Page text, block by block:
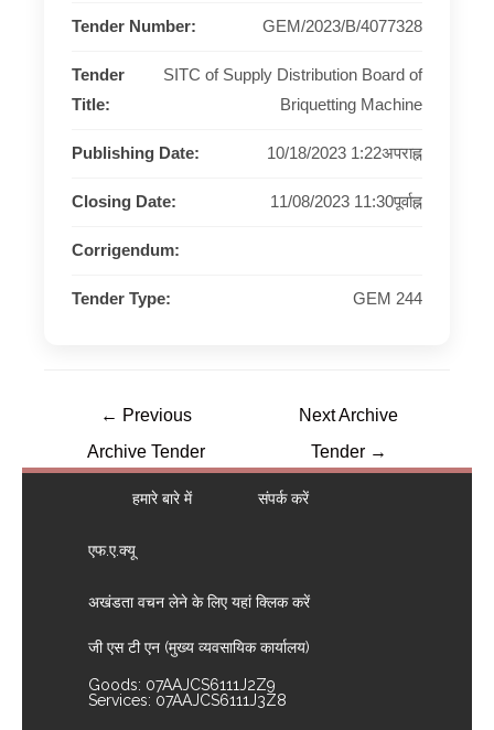
Tender Number: GEM/2023/B/4077328
Tender
Title:
SITC of Supply Distribution Board of
Briquetting Machine
Publishing Date: 10/18/2023 1:22अपराह्न
Closing Date: 11/08/2023 11:30पूर्वाह्न
Corrigendum:
Tender Type: GEM 244
← Previous
Archive Tender
Next Archive
Tender →
हमारे बारे में संपर्क करें
एफ.ए.क्यू
अखंडता वचन लेने के लिए यहां क्लिक करें
जी एस टी एन (मुख्य व्यवसायिक कार्यालय)
Goods: 07AAJCS6111J2Z9
Services: 07AAJCS6111J3Z8